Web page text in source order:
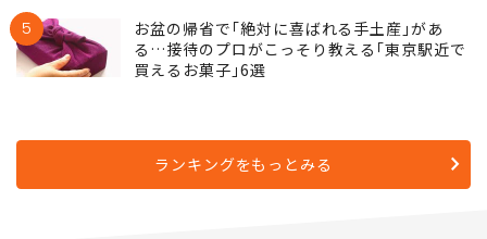
5
お盆の帰省で｢絶対に喜ばれる手土産｣があ
る…接待のプロがこっそり教える｢東京駅近で
買えるお菓子｣6選
ランキングをもっとみる